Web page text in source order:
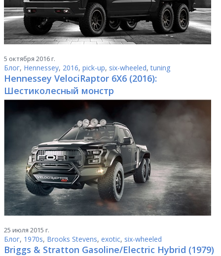
5 октября 2016 г.
Блог, Hennessey, 2016, pick-up, six-wheeled,tuning
Hennessey VelociRaptor 6X6 (2016):
Шестиколесный монстр
25 июля 2015 г.
Блог, 1970s, Brooks Stevens, exotic, six-wheeled
Briggs & Stratton Gasoline/Electric Hybrid (1979)